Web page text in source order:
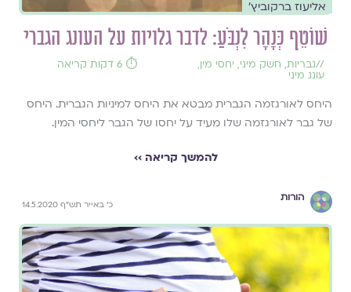
אליעוז ברקוביץ'
שׁוֹטֵף כְּנָהָר לִנְבֹּעַ: לדבר גלויות על העונג הגברי
//גבריות, חשק מיני, יחסי מין,
עונג מיני
⏱️ 6 דקות קריאה
היחס לאורגזמה הגברית מבטא את היחס למיניות הגברית. היחס
של גבר לאורגזמה שלו מעיד על יחסו של הגבר ליחסי המין.
להמשך קריאה ››
הורות
כ' באייר תש"ף 14.5.2020